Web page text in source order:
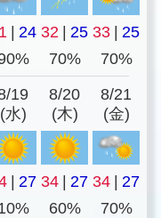
| 24 32 | 25 33 | 25
70% 70%
19
(水)
8/20
(木)
8/21
(金)
| 27 34 | 27 34 | 27
60%
70%